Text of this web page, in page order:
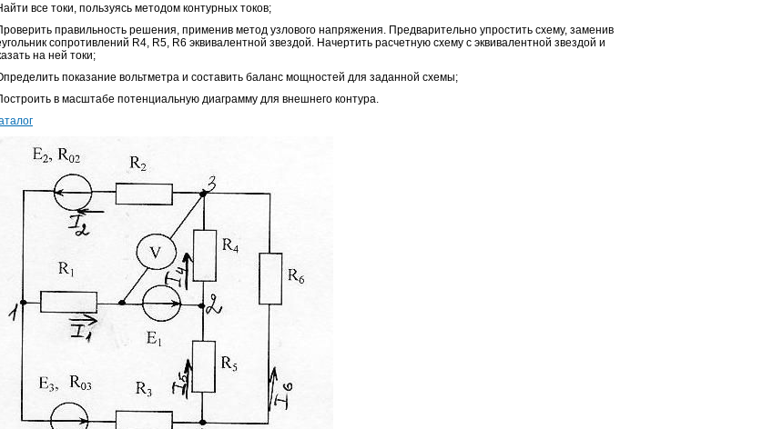
все токи, пользуясь методом контурных токов;
правильность решения, применив метод узлового напряжения. Предварительно упростить схему, заменив
сопротивлений R4, R5, R6 эквивалентной звездой. Начертить расчетную схему с эквивалентной звездой и
на ней токи;
показание вольтметра и составить баланс мощностей для заданной схемы;
в масштабе потенциальную диаграмму для внешнего контура.